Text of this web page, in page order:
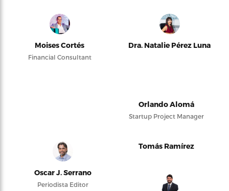
Moises Cortés
Financial Consultant
Dra. Natalie Pérez Luna
Orlando Alomá
Startup Project Manager
Oscar J. Serrano
Periodista Editor
Tomás Ramírez